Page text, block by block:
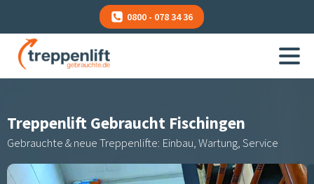
0800 - 078 34 36
Treppenlift Gebraucht Fischingen
Gebrauchte & neue Treppenlifte: Einbau, Wartung, Service